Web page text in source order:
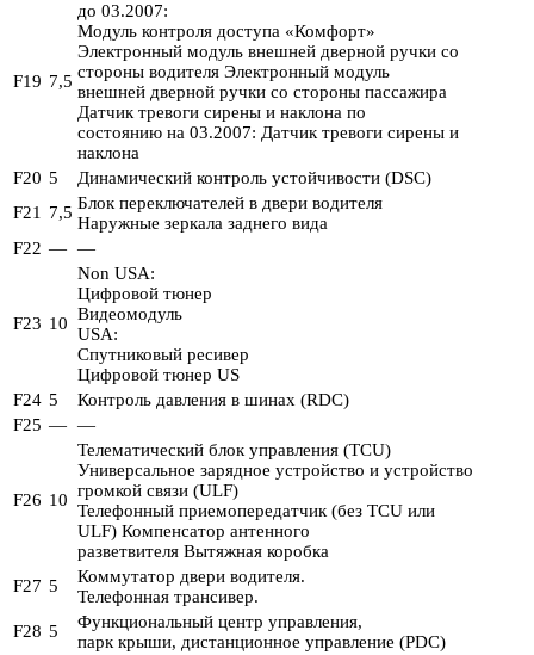
F19 7,5
до 03.2007:
Модуль контроля доступа «Комфорт»
Электронный модуль внешней дверной ручки со
стороны водителя Электронный модуль
внешней дверной ручки со стороны пассажира
Датчик тревоги сирены и наклона по
состоянию на 03.2007: Датчик тревоги сирены и
наклона
F20 5
Динамический контроль устойчивости (DSC)
F21 7,5 Блок переключателей в двери водителя
Наружные зеркала заднего вида
F22 — —
F23 10
Non USA:
Цифровой тюнер
Видеомодуль
USA:
Спутниковый ресивер
Цифровой тюнер US
F24 5
Контроль давления в шинах (RDC)
F25 — —
F26 10
Телематический блок управления (TCU)
Универсальное зарядное устройство и устройство
громкой связи (ULF)
Телефонный приемопередатчик (без TCU или
ULF) Компенсатор антенного
разветвителя Вытяжная коробка
F27 5
Коммутатор двери водителя.
Телефонная трансивер.
F28 5
Функциональный центр управления,
парк крыши, дистанционное управление (PDC)